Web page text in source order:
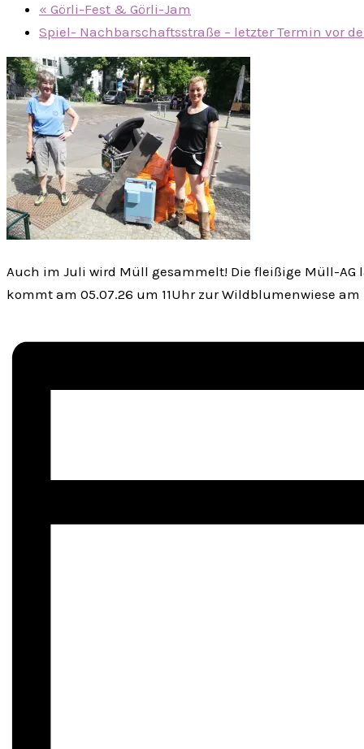
« Görli-Fest & Görli-Jam
Spiel- Nachbarschaftsstraße – letzter Termin vor
Auch im Juli wird Müll gesammelt! Die fleißige Müll-
kommt am 05.07.26 um 11Uhr zur Wildblumenwiese am